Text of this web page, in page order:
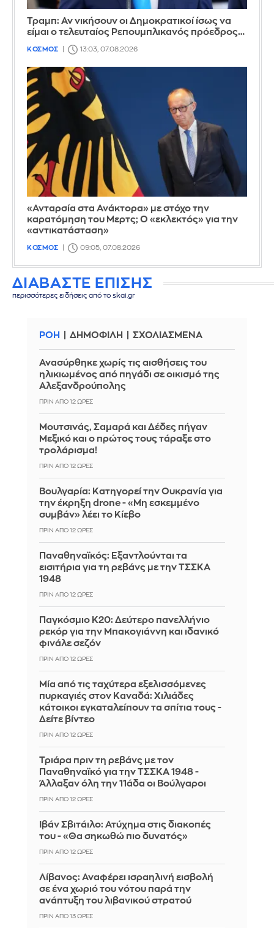
Τραμπ: Αν νικήσουν οι Δημοκρατικοί ίσως να
είμαι ο τελευταίος Ρεπουμπλικανός πρόεδρος…
ΚΟΣΜΟΣ 13:03, 07.08.2026
«Ανταρσία στα Ανάκτορα» με στόχο την
καρατόμηση του Μερτς; Ο «εκλεκτός» για την
«αντικατάσταση»
ΚΟΣΜΟΣ 09:05, 07.08.2026
ΔΙΑΒΑΣΤΕ ΕΠΙΣΗΣ
περισσότερες ειδήσεις από το skai.gr
ΡΟΗ ΔΗΜΟΦΙΛΗ ΣΧΟΛΙΑΣΜΕΝΑ
Ανασύρθηκε χωρίς τις αισθήσεις του
ηλικιωμένος από πηγάδι σε οικισμό της
Αλεξανδρούπολης
ΠΡΙΝ ΑΠΌ 12 ΏΡΕΣ
Μουτσινάς, Σαμαρά και Δέδες πήγαν
Μεξικό και ο πρώτος τους τάραξε στο
τρολάρισμα!
ΠΡΙΝ ΑΠΌ 12 ΏΡΕΣ
Βουλγαρία: Κατηγορεί την Ουκρανία για
την έκρηξη drone - «Μη εσκεμμένο
συμβάν» λέει το Κίεβο
ΠΡΙΝ ΑΠΌ 12 ΏΡΕΣ
Παναθηναϊκός: Εξαντλούνται τα
εισιτήρια για τη ρεβάνς με την ΤΣΣΚΑ
1948
ΠΡΙΝ ΑΠΌ 12 ΏΡΕΣ
Παγκόσμιο Κ20: Δεύτερο πανελλήνιο
ρεκόρ για την Μπακογιάννη και ιδανικό
φινάλε σεζόν
ΠΡΙΝ ΑΠΌ 12 ΏΡΕΣ
Μία από τις ταχύτερα εξελισσόμενες
πυρκαγιές στον Καναδά: Χιλιάδες
κάτοικοι εγκαταλείπουν τα σπίτια τους -
Δείτε βίντεο
ΠΡΙΝ ΑΠΌ 12 ΏΡΕΣ
Τριάρα πριν τη ρεβάνς με τον
Παναθηναϊκό για την ΤΣΣΚΑ 1948 -
Άλλαξαν όλη την 11άδα οι Βούλγαροι
ΠΡΙΝ ΑΠΌ 12 ΏΡΕΣ
Ιβάν Σβιτάιλο: Ατύχημα στις διακοπές
του - «Θα σηκωθώ πιο δυνατός»
ΠΡΙΝ ΑΠΌ 12 ΏΡΕΣ
Λίβανος: Αναφέρει ισραηλινή εισβολή
σε ένα χωριό του νότου παρά την
ανάπτυξη του λιβανικού στρατού
ΠΡΙΝ ΑΠΌ 13 ΏΡΕΣ